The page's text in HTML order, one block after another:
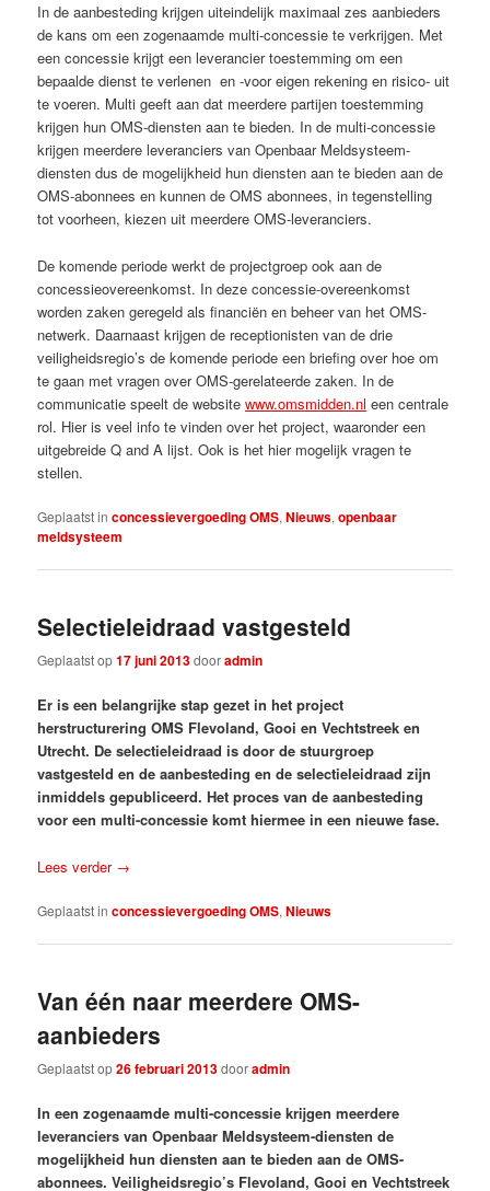
In de aanbesteding krijgen uiteindelijk maximaal zes aanbieders
de kans om een zogenaamde multi-concessie te verkrijgen. Met
een concessie krijgt een leverancier toestemming om een
bepaalde dienst te verlenen en -voor eigen rekening en risico- uit
te voeren. Multi geeft aan dat meerdere partijen toestemming
krijgen hun OMS-diensten aan te bieden. In de multi-concessie
krijgen meerdere leveranciers van Openbaar Meldsysteem-
diensten dus de mogelijkheid hun diensten aan te bieden aan de
OMS-abonnees en kunnen de OMS abonnees, in tegenstelling
tot voorheen, kiezen uit meerdere OMS-leveranciers.
De komende periode werkt de projectgroep ook aan de
concessieovereenkomst. In deze concessie-overeenkomst
worden zaken geregeld als financiën en beheer van het OMS-
netwerk. Daarnaast krijgen de receptionisten van de drie
veiligheidsregio’s de komende periode een briefing over hoe om
te gaan met vragen over OMS-gerelateerde zaken. In de
communicatie speelt de websitewww.omsmidden.nl een centrale
rol. Hier is veel info te vinden over het project, waaronder een
uitgebreide Q and A lijst. Ook is het hier mogelijk vragen te
stellen.
Geplaatst in concessievergoeding OMS,Nieuws,openbaar
meldsysteem
Selectieleidraad vastgesteld
Geplaatst op17 juni 2013dooradmin
Er is een belangrijke stap gezet in het project
herstructurering OMS Flevoland, Gooi en Vechtstreek en
Utrecht. De selectieleidraad is door de stuurgroep
vastgesteld en de aanbesteding en de selectieleidraad zijn
inmiddels gepubliceerd. Het proces van de aanbesteding
voor een multi-concessie komt hiermee in een nieuwe fase.
Lees verder →
Geplaatst in concessievergoeding OMS,Nieuws
Van één naar meerdere OMS-
aanbieders
Geplaatst op26 februari 2013dooradmin
In een zogenaamde multi-concessie krijgen meerdere
leveranciers van Openbaar Meldsysteem-diensten de
mogelijkheid hun diensten aan te bieden aan de OMS-
abonnees. Veiligheidsregio’s Flevoland, Gooi en Vechtstreek